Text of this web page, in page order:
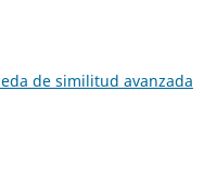
de similitud avanzada